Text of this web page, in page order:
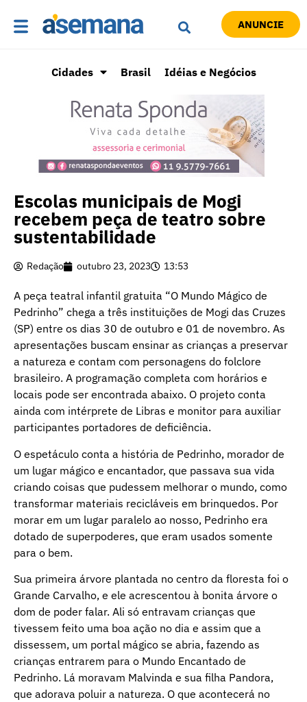
ANUNCIE
Cidades Brasil Idéias e Negócios
Escolas municipais de Mogi
recebem peça de teatro sobre
sustentabilidade
Redação outubro 23, 2023 13:53
A peça teatral infantil gratuita “O Mundo Mágico de
Pedrinho” chega a três instituições de Mogi das Cruzes
(SP) entre os dias 30 de outubro e 01 de novembro. As
apresentações buscam ensinar as crianças a preservar
a natureza e contam com personagens do folclore
brasileiro. A programação completa com horários e
locais pode ser encontrada abaixo. O projeto conta
ainda com intérprete de Libras e monitor para auxiliar
participantes portadores de deficiência.
O espetáculo conta a história de Pedrinho, morador de
um lugar mágico e encantador, que passava sua vida
criando coisas que pudessem melhorar o mundo, como
transformar materiais recicláveis em brinquedos. Por
morar em um lugar paralelo ao nosso, Pedrinho era
dotado de superpoderes, que eram usados somente
para o bem.
Sua primeira árvore plantada no centro da floresta foi o
Grande Carvalho, e ele acrescentou à bonita árvore o
dom de poder falar. Ali só entravam crianças que
tivessem feito uma boa ação no dia e assim que a
dissessem, um portal mágico se abria, fazendo as
crianças entrarem para o Mundo Encantado de
Pedrinho. Lá moravam Malvinda e sua filha Pandora,
que adorava poluir a natureza. O que acontecerá no